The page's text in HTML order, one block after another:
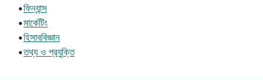
•ফিন্যান্স
•মার্কেটিং
•হিসাববিজ্ঞান
•তথ্য ও প্রযুক্তি